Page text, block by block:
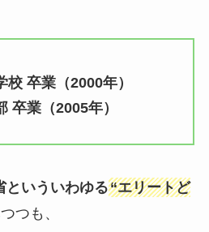
卒業（2000年）
卒業（2005年）
いういわゆる“エリートど
つも、